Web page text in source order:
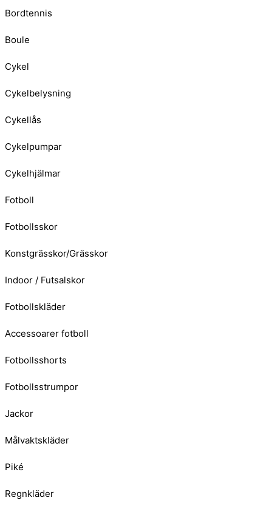
Bordtennis
Boule
Cykel
Cykelbelysning
Cykellås
Cykelpumpar
Cykelhjälmar
Fotboll
Fotbollsskor
Konstgrässkor/Grässkor
Indoor / Futsalskor
Fotbollskläder
Accessoarer fotboll
Fotbollsshorts
Fotbollsstrumpor
Jackor
Målvaktskläder
Piké
Regnkläder